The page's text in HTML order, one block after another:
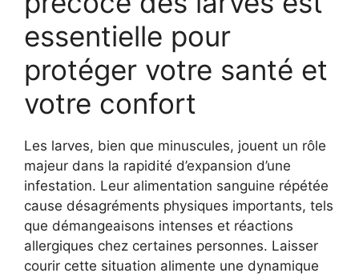
essentielle pour
protéger votre santé et
votre confort
Les larves, bien que minuscules, jouent un rôle
majeur dans la rapidité d’expansion d’une
infestation. Leur alimentation sanguine répétée
cause désagréments physiques importants, tels
que démangeaisons intenses et réactions
allergiques chez certaines personnes. Laisser
courir cette situation alimente une dynamique